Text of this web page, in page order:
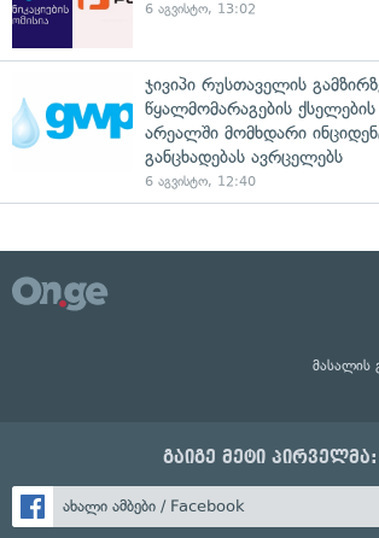
6 აგვისტო, 13:02
ჯივიპი რუსთაველის
წყალმომარაგების
არეალში მომხდარი
განცხადებას ავრცელებს
6 აგვისტო, 12:40
მასალის
გაიგე მეტი პირველმა:
ახალი ამბები / Facebook